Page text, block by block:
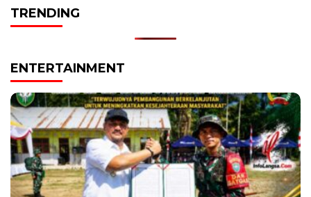
TRENDING
ENTERTAINMENT